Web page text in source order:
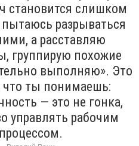
становится слишком
разрываться
а расставляю
группирую похожие
выполняю». Это
что ты понимаешь:
— это не гонка,
управлять рабочим
процессом.